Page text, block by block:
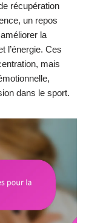
récupération
un repos
la
l’énergie. Ces
mais
dans le sport.